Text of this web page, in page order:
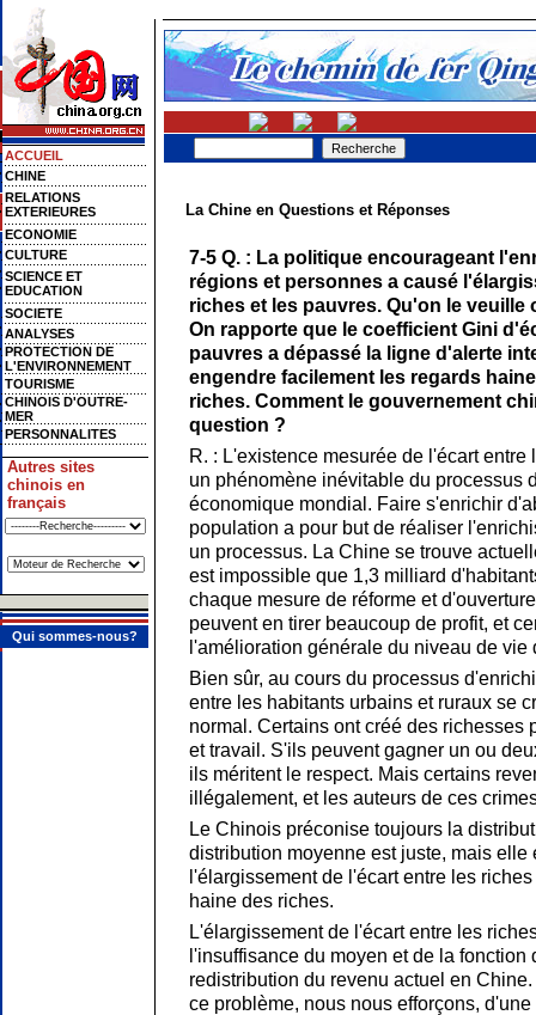
ACCUEIL
CHINE
RELATIONS
EXTERIEURES
ECONOMIE
CULTURE
SCIENCE ET
EDUCATION
SOCIETE
ANALYSES
PROTECTION DE
L'ENVIRONNEMENT
TOURISME
CHINOIS D'OUTRE-
MER
PERSONNALITES
Autres sites
chinois en
français
Qui sommes-nous?
La Chine en Questions et Réponses
7-5 Q. : La politique encourageant
régions et personnes a causé
riches et les pauvres. Qu'on le veuille
On rapporte que le coefficient Gini
pauvres a dépassé la ligne d'alerte
engendre facilement les regards
riches. Comment le gouvernement
question ?
R. : L'existence mesurée de l'écart
un phénomène inévitable du processus
économique mondial. Faire s'enrichir
population a pour but de réaliser
un processus. La Chine se trouve
est impossible que 1,3 milliard
chaque mesure de réforme et
peuvent en tirer beaucoup de profit, et
l'amélioration générale du niveau de vie
Bien sûr, au cours du processus
entre les habitants urbains et ruraux se
normal. Certains ont créé des richesses
et travail. S'ils peuvent gagner un ou
ils méritent le respect. Mais certains
illégalement, et les auteurs de ces
Le Chinois préconise toujours la
distribution moyenne est juste, mais elle
l'élargissement de l'écart entre les
haine des riches.
L'élargissement de l'écart entre les
l'insuffisance du moyen et de la fonction
redistribution du revenu actuel en
ce problème, nous nous efforçons,